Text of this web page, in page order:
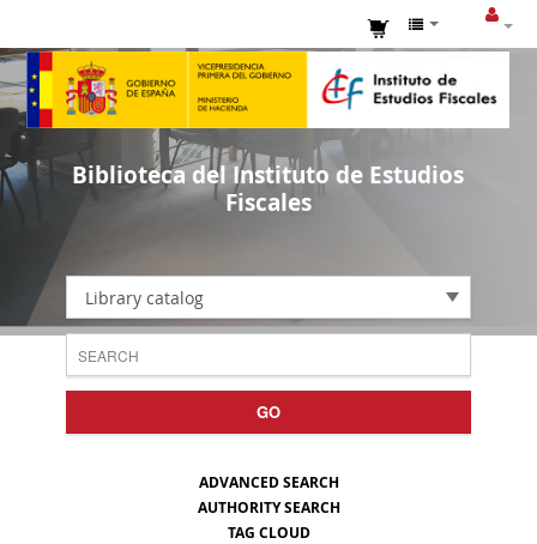
Biblioteca del Instituto de Estudios
Fiscales
Library catalog
GO
ADVANCED SEARCH
AUTHORITY SEARCH
TAG CLOUD